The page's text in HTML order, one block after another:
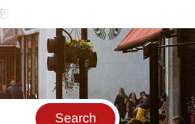
中山警攔查：未違規仍提醒專心騎乘